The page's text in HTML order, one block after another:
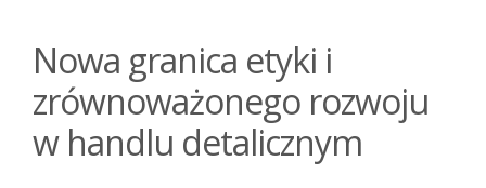
Nowa granica etyki i
zrównoważonego rozwoju
w handlu detalicznym